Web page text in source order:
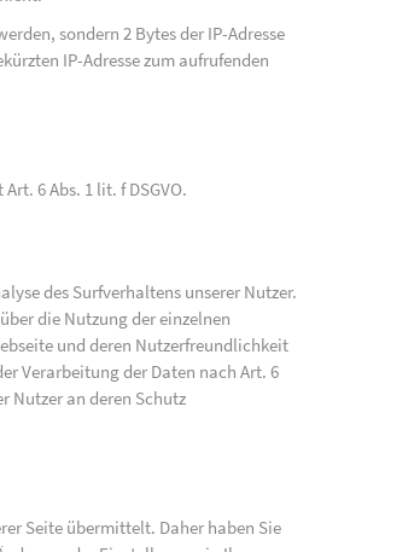
sondern 2 Bytes der IP-Adresse
IP-Adresse zum aufrufenden
6 Abs. 1 lit. f DSGVO.
des Surfverhaltens unserer Nutzer.
die Nutzung der einzelnen
und deren Nutzerfreundlichkeit
Verarbeitung der Daten nach Art. 6
Nutzer an deren Schutz
Seite übermittelt. Daher haben Sie